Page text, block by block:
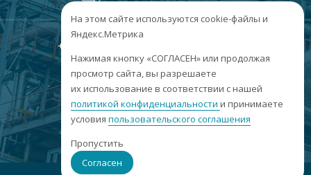
+7
г. Барнаул, пр. Ленина, 158А, Н1/204
пн-пт: 09:00-17:00
сб-вс: выходные
info@sibar22.ru
На этом сайте используются cookie-файлы и
Яндекс.Метрика
Нажимая кнопку «СОГЛАСЕН» или продолжая
просмотр сайта, вы разрешаете
их использование в соответствии с нашей
политикой конфиденциальности и принимаете
условия пользовательского соглашения
Пропустить
Согласен